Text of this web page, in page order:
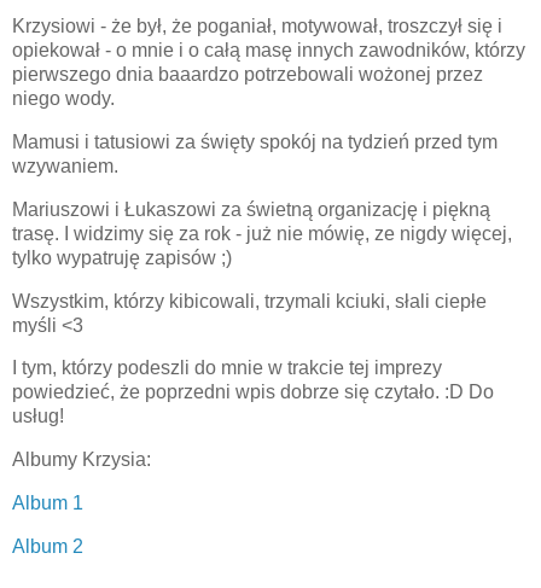
Krzysiowi - że był, że poganiał, motywował, troszczył się i
opiekował - o mnie i o całą masę innych zawodników, którzy
pierwszego dnia baaardzo potrzebowali wożonej przez
niego wody.
Mamusi i tatusiowi za święty spokój na tydzień przed tym
wzywaniem.
Mariuszowi i Łukaszowi za świetną organizację i piękną
trasę. I widzimy się za rok - już nie mówię, ze nigdy więcej,
tylko wypatruję zapisów ;)
Wszystkim, którzy kibicowali, trzymali kciuki, słali ciepłe
myśli <3
I tym, którzy podeszli do mnie w trakcie tej imprezy
powiedzieć, że poprzedni wpis dobrze się czytało. :D Do
usług!
Albumy Krzysia:
Album 1
Album 2